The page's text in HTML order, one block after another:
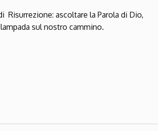
Risurrezione: ascoltare la Parola di Dio,
sul nostro cammino.